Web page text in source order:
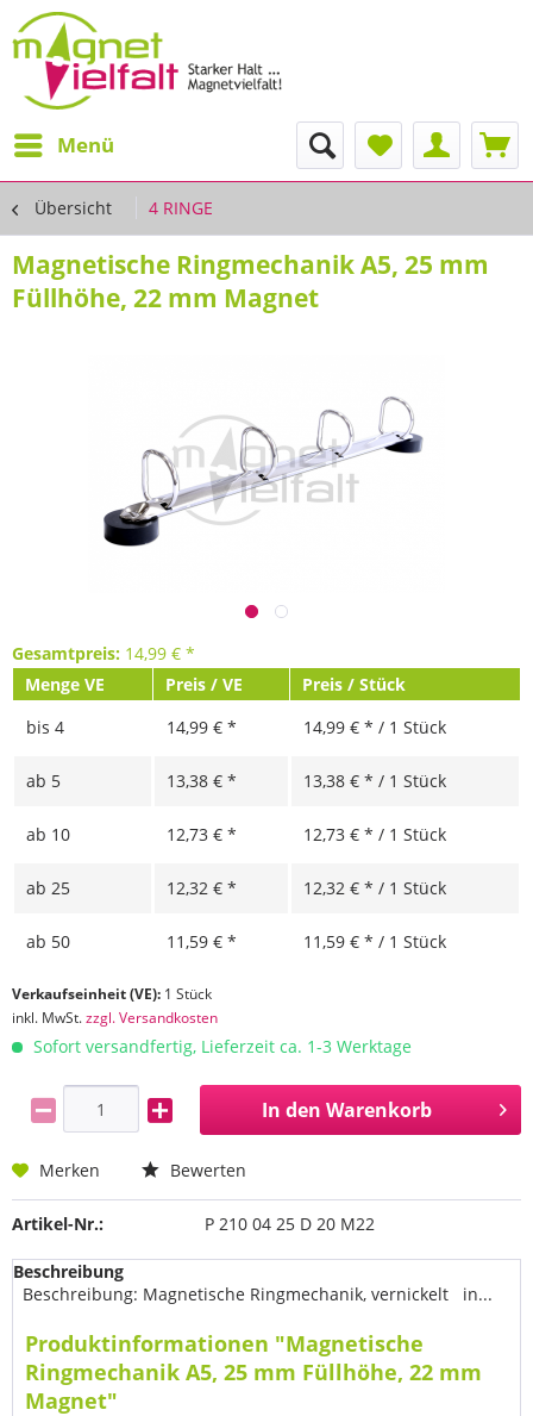
Menü
Übersicht 4 RINGE
Magnetische Ringmechanik A5, 25 mm
Füllhöhe, 22 mm Magnet
Gesamtpreis: 14,99 € *
Menge VE
Preis / VE
Preis / Stück
bis 4 14,99 € * 14,99 € * / 1 Stück
ab 5 13,38 € * 13,38 € * / 1 Stück
ab 10 12,73 € * 12,73 € * / 1 Stück
ab 25 12,32 € * 12,32 € * / 1 Stück
ab 50 11,59 € * 11,59 € * / 1 Stück
Verkaufseinheit (VE): 1 Stück
inkl. MwSt.zzgl. Versandkosten
Sofort versandfertig, Lieferzeit ca. 1-3 Werktage
In den Warenkorb
Merken Bewerten
Artikel-Nr.: P 210 04 25 D 20 M22
Beschreibung
Beschreibung: Magnetische Ringmechanik, vernickelt in...
Produktinformationen "Magnetische
Ringmechanik A5, 25 mm Füllhöhe, 22 mm
Magnet"